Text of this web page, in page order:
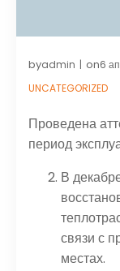
byadmin | on6
UNCATEGORIZED
Проведена
период
В
связи с
местах.